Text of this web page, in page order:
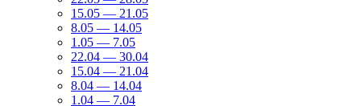
15.05 — 21.05
8.05 — 14.05
1.05 — 7.05
22.04 — 30.04
15.04 — 21.04
8.04 — 14.04
1.04 — 7.04